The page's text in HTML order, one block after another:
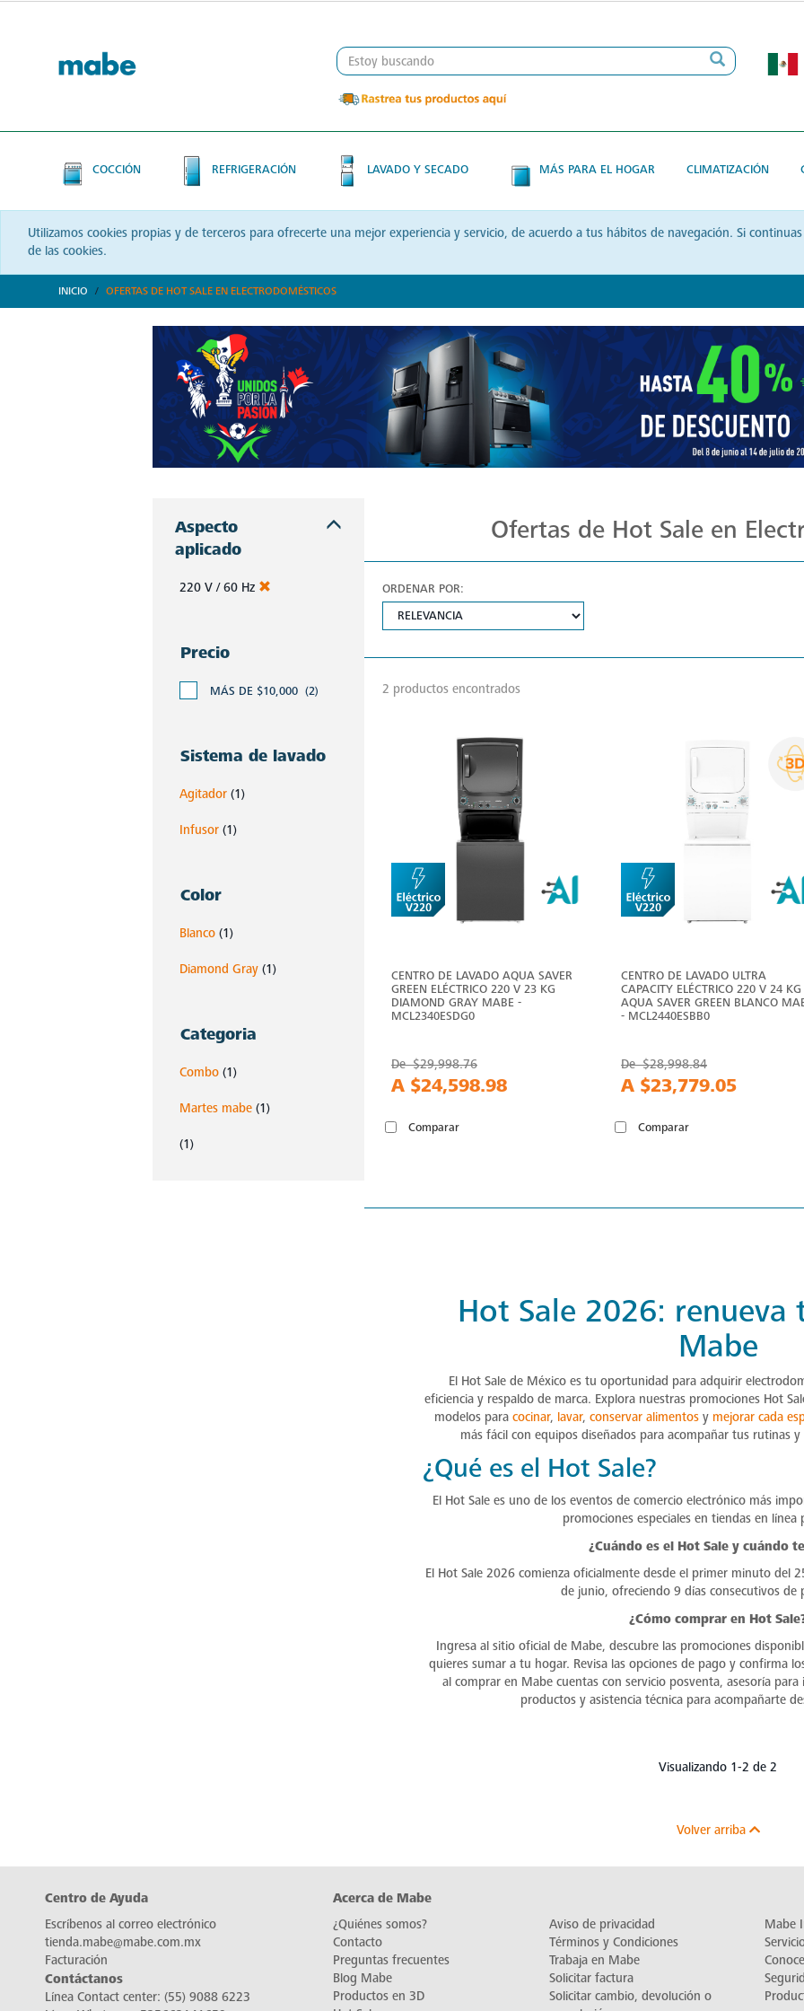
COCCIÓN REFRIGERACIÓN LAVADO Y SECADO MÁS PARA EL HOGAR CLIMATIZACIÓN
Utilizamos cookies propias y de terceros para ofrecerte una mejor experiencia y servicio, de acuerdo a tus hábitos de navegación. Si
de las cookies.
INICIO OFERTAS DE HOT SALE EN ELECTRODOMÉSTICOS
Aspecto
aplicado
220 V / 60 Hz
Precio
MÁS DE $10,000 (2)
Sistema de lavado
Agitador (1)
Infusor (1)
Color
Blanco (1)
Diamond Gray (1)
Categoria
Combo (1)
Martes mabe (1)
(1)
Ofertas de Hot Sale en
ORDENAR POR:
2 productos encontrados
CENTRO DE LAVADO AQUA SAVER
GREEN ELÉCTRICO 220 V 23 KG
DIAMOND GRAY MABE -
MCL2340ESDG0
De$29,998.76
A $24,598.98
Comparar
CENTRO DE LAVADO ULTRA
CAPACITY ELÉCTRICO 220 V 24 KG
AQUA SAVER GREEN BLANCO
- MCL2440ESBB0
De$28,998.84
A $23,779.05
Comparar
Hot Sale 2026: renueva
Mabe
El Hot Sale de México es tu oportunidad para adquirir
eficiencia y respaldo de marca. Explora nuestras promociones Hot
modelos para cocinar, lavar, conservar alimentosy mejorar cada
más fácil con equipos diseñados para acompañar tus rutinas
¿Qué es el Hot Sale?
El Hot Sale es uno de los eventos de comercio electrónico más
promociones especiales en tiendas en línea
¿Cuándo es el Hot Sale y cuándo
El Hot Sale 2026 comienza oficialmente desde el primer minuto del
de junio, ofreciendo 9 días consecutivos de
¿Cómo comprar en Hot
Ingresa al sitio oficial de Mabe, descubre las promociones
quieres sumar a tu hogar. Revisa las opciones de pago y confirma
al comprar en Mabe cuentas con servicio posventa, asesoría
productos y asistencia técnica para acompañarte
Visualizando 1-2 de 2
Volver arriba
Centro de Ayuda
Escríbenos al correo electrónico
tienda.mabe@mabe.com.mx
Facturación
Contáctanos
Línea Contact center: (55) 9088 6223
Acerca de Mabe
¿Quiénes somos?
Contacto
Preguntas frecuentes
Blog Mabe
Productos en 3D
Aviso de privacidad
Términos y Condiciones
Trabaja en Mabe
Solicitar factura
Solicitar cambio, devolución o
Mabe